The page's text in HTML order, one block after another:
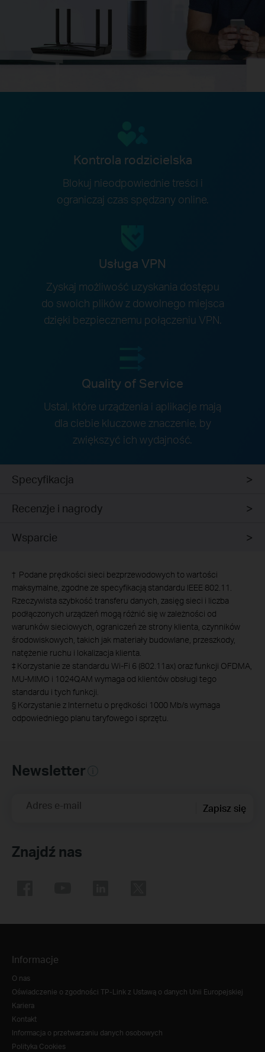
Kontrola rodzicielska
Blokuj nieodpowiednie treści i
ograniczaj czas spędzany online.
Usługa VPN
Zyskaj możliwość uzyskania dostępu
do swoich plików z dowolnego miejsca
dzięki bezpiecznemu połączeniu VPN.
Quality of Service
Ustal, które urządzenia i aplikacje mają
dla ciebie kluczowe znaczenie, by
zwiększyć ich wydajność.
Specyfikacja
Recenzje i nagrody
Wsparcie
† Podane prędkości sieci bezprzewodowych to wartości
maksymalne, zgodne ze specyfikacją standardu IEEE 802.11.
Rzeczywista szybkość transferu danych, zasięg sieci i liczba
podłączonych urządzeń mogą różnić się w zależności od
warunków sieciowych, ograniczeń ze strony klienta, czynników
środowiskowych, takich jak materiały budowlane, przeszkody,
natężenie ruchu i lokalizacja klienta.
‡ Korzystanie ze standardu Wi-Fi 6 (802.11ax) oraz funkcji OFDMA,
MU-MIMO i 1024QAM wymaga od klientów obsługi tego
standardu i tych funkcji.
§ Korzystanie z Internetu o prędkości 1000 Mb/s wymaga
odpowiedniego planu taryfowego i sprzętu.
Newsletter
Adres e-mail Zapisz się
Znajdź nas
Informacje
O nas
Oświadczenie o zgodności TP-Link z Ustawą o danych Unii Europejskiej
Kariera
Kontakt
Informacja o przetwarzaniu danych osobowych
Polityka Cookies